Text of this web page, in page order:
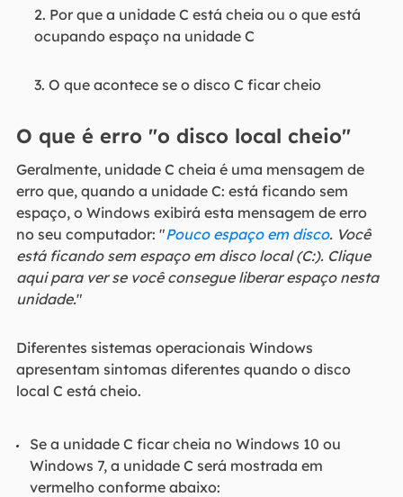
2. Por que a unidade C está cheia ou o que está
ocupando espaço na unidade C
3. O que acontece se o disco C ficar cheio
O que é erro "o disco local cheio"
Geralmente, unidade C cheia é uma mensagem de
erro que, quando a unidade C: está ficando sem
espaço, o Windows exibirá esta mensagem de erro
no seu computador: "Pouco espaço em disco. Você
está ficando sem espaço em disco local (C:). Clique
aqui para ver se você consegue liberar espaço nesta
unidade."
Diferentes sistemas operacionais Windows
apresentam sintomas diferentes quando o disco
local C está cheio.
Se a unidade C ficar cheia no Windows 10 ou
Windows 7, a unidade C será mostrada em
vermelho conforme abaixo: